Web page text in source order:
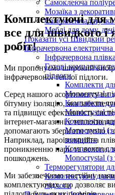
Самоклеюча
Мозаїка з
Самоклеюча
Меблі для дому,
Показати усі Швидкий
Інфрачервона електрична
Інфрачервона
Готові комплекти
підлоги
Комплекти
Monocrystal
Комплекти
Monocrystal
Комплекти
Monocrystal (з
покриття
Комплекти
Monocrystal (з
Терморегулятори
Комплектуючі для
підлоги
Комплектуючі для
все для швидкого і
робіт!
Ми пропонуємо широкий вибір
інфрачервоної теплої підлоги.
Серед нашого асортименту ви
бітумну ізоляцію, яка
та підвищує ефективність
інтернет-магазині є
допомагають зберігати тепло
Наприклад, пароізоляційна
проникненню пари та вологи,
пошкоджень.
Ми забезпечуємо постійну
комплектуючих, що дозволяє